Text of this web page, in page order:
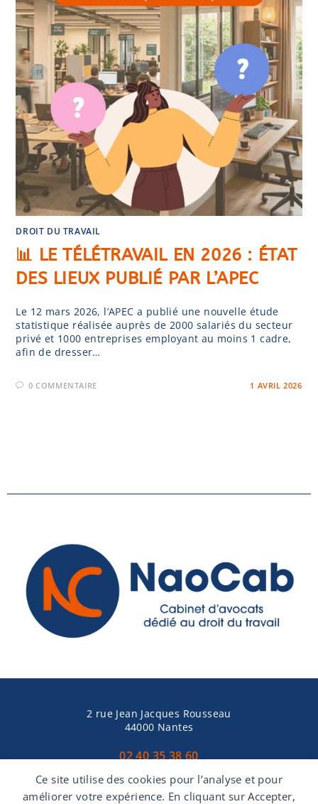
Ce site utilise des cookies pour l’analyse et pour
améliorer votre expérience. En cliquant sur Accepter,
DROIT DU TRAVAIL
📊 LE TÉLÉTRAVAIL EN 2026 : ÉTAT
DES LIEUX PUBLIÉ PAR L’APEC
Le 12 mars 2026, l’APEC a publié une nouvelle étude
statistique réalisée auprès de 2000 salariés du secteur
privé et 1000 entreprises employant au moins 1 cadre,
afin de dresser…
0 COMMENTAIRE 1 AVRIL 2026
2 rue Jean Jacques Rousseau
44000 Nantes
02 40 35 38 60